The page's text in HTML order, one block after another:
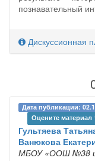
познавательный
Дискуссионная
Дата публикации:
Оцените материал
Гультяева
Ванюкова
МБОУ «ООШ №38